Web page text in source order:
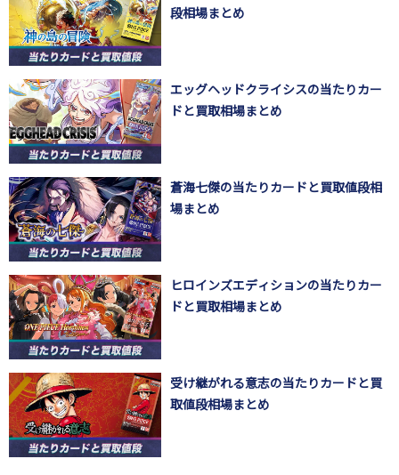
段相場まとめ
エッグヘッドクライシスの当たりカー
ドと買取相場まとめ
蒼海七傑の当たりカードと買取値段相
場まとめ
ヒロインズエディションの当たりカー
ドと買取相場まとめ
受け継がれる意志の当たりカードと買
取値段相場まとめ